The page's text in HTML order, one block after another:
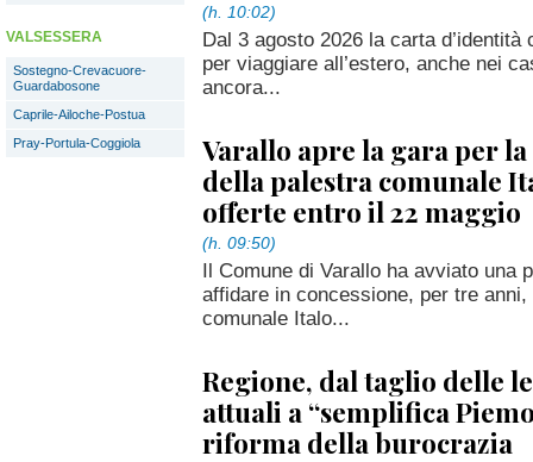
VALSESSERA
Sostegno-Crevacuore-
Guardabosone
Caprile-Ailoche-Postua
Pray-Portula-Coggiola
(h. 10:02)
Dal 3 agosto 2026 la carta
per viaggiare all’estero, anche nei
ancora...
Varallo apre la gara per
della palestra comunale
offerte entro il 22 maggio
(h. 09:50)
Il Comune di Varallo ha avviato una
affidare in concessione, per tre
comunale Italo...
Regione, dal taglio delle
attuali a “semplifica
riforma della burocrazia